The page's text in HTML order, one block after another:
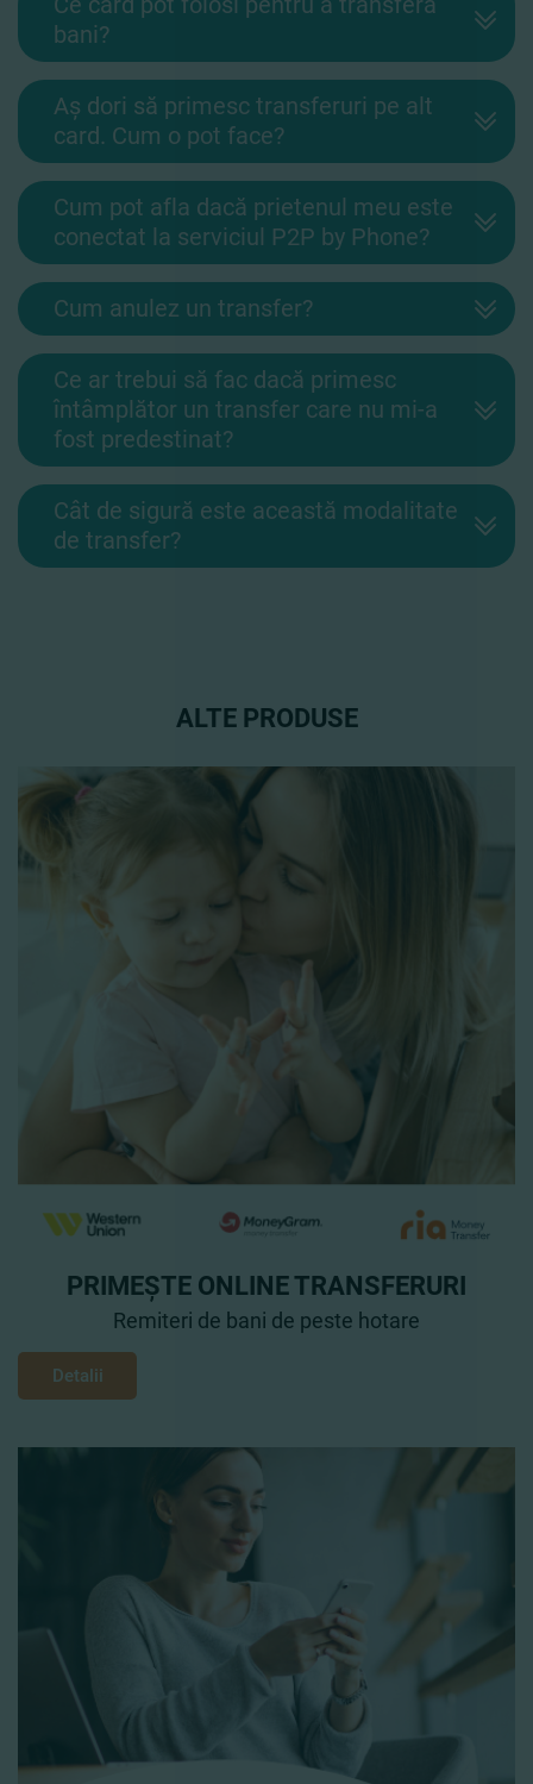
bani?
Aș dori să primesc transferuri pe alt
card. Cum o pot face?
Cum pot afla dacă prietenul meu este
conectat la serviciul P2P by Phone?
Cum anulez un transfer?
Ce ar trebui să fac dacă primesc
întâmplător un transfer care nu mi-a
fost predestinat?
Cât de sigură este această modalitate
de transfer?
ALTE PRODUSE
PRIMEȘTE ONLINE TRANSFERURI
Remiteri de bani de peste hotare
Detalii